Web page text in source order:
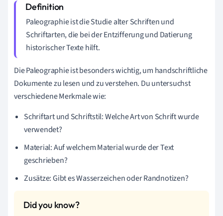
Paleographie ist die Studie alter Schriften und
Schriftarten, die bei der Entzifferung und Datierung
historischer Texte hilft.
Die Paleographie ist besonders wichtig, um handschriftliche
Dokumente zu lesen und zu verstehen. Du untersuchst
verschiedene Merkmale wie:
Schriftart und Schriftstil: Welche Art von Schrift wurde
verwendet?
Material: Auf welchem Material wurde der Text
geschrieben?
Zusätze: Gibt es Wasserzeichen oder Randnotizen?